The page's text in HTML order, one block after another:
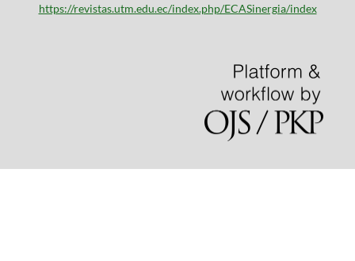
https://revistas.utm.edu.ec/index.php/ECASinergia/index